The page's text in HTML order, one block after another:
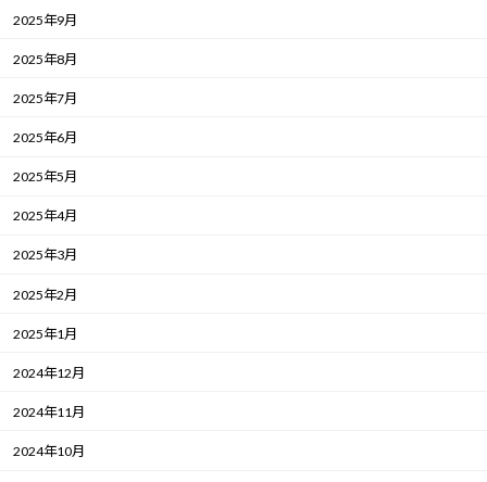
2025年9月
2025年8月
2025年7月
2025年6月
2025年5月
2025年4月
2025年3月
2025年2月
2025年1月
2024年12月
2024年11月
2024年10月